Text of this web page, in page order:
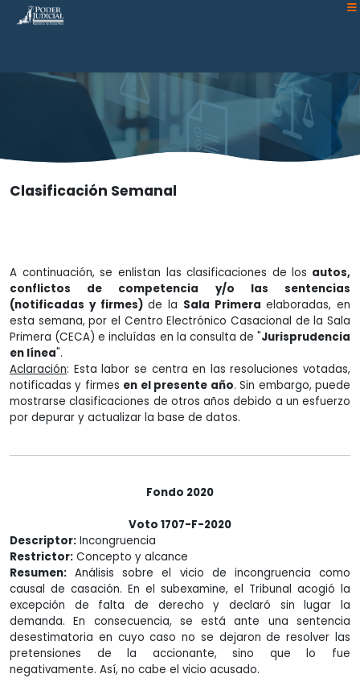
Atención:
Este
accesibilidad.
Clasificación Semanal
A continuación, se enlistan las clasificaciones de los autos,
conflictos de competencia y/o las sentencias
(notificadas y firmes)de la Sala Primera elaboradas, en
esta semana, por el Centro Electrónico Casacional de la Sala
Primera (CECA) e incluídas en la consulta de "Jurisprudencia
en línea".
Aclaración: Esta labor se centra en las resoluciones votadas,
notificadas y firmes en el presente año. Sin embargo, puede
mostrarse clasificaciones de otros años debido a un esfuerzo
por depurar y actualizar la base de datos.
Fondo 2020
Voto 1707-F-2020
Descriptor: Incongruencia
Restrictor: Concepto y alcance
Resumen: Análisis sobre el vicio de incongruencia como
causal de casación. En el subexamine, el Tribunal acogió la
excepción de falta de derecho y declaró sin lugar la
demanda. En consecuencia, se está ante una sentencia
desestimatoria en cuyo caso no se dejaron de resolver las
pretensiones de la accionante, sino que lo fue
negativamente. Así, no cabe el vicio acusado.